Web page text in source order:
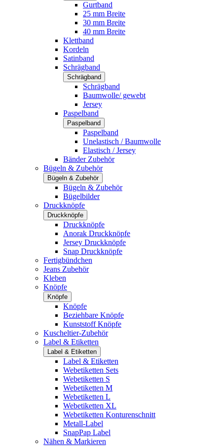
Gurtband
25 mm Breite
30 mm Breite
40 mm Breite
Klettband
Kordeln
Satinband
Schrägband
Schrägband
Schrägband
Baumwolle/ gewebt
Jersey
Paspelband
Paspelband
Paspelband
Unelastisch / Baumwolle
Elastisch / Jersey
Bänder Zubehör
Bügeln & Zubehör
Bügeln & Zubehör
Bügeln & Zubehör
Bügelbilder
Druckknöpfe
Druckknöpfe
Druckknöpfe
Anorak Druckknöpfe
Jersey Druckknöpfe
Snap Druckknöpfe
Fertigbündchen
Jeans Zubehör
Kleben
Knöpfe
Knöpfe
Knöpfe
Beziehbare Knöpfe
Kunststoff Knöpfe
Kuscheltier-Zubehör
Label & Etiketten
Label & Etiketten
Label & Etiketten
Webetiketten Sets
Webetiketten S
Webetiketten M
Webetiketten L
Webetiketten XL
Webetiketten Konturenschnitt
Metall-Label
SnapPap Label
Nähen & Markieren